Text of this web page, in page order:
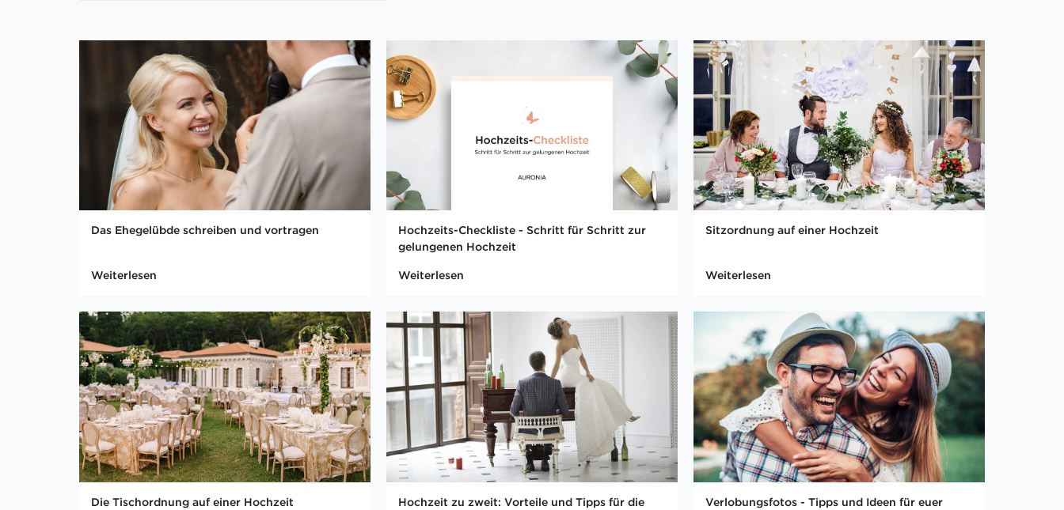
Das Ehegelübde schreiben und vortragen
Weiterlesen
Hochzeits-Checkliste - Schritt für Schritt zur
gelungenen Hochzeit
Weiterlesen
Sitzordnung auf einer Hochzeit
Weiterlesen
Die Tischordnung auf einer Hochzeit
Hochzeit zu zweit: Vorteile und Tipps für die
Verlobungsfotos - Tipps und Ideen für euer